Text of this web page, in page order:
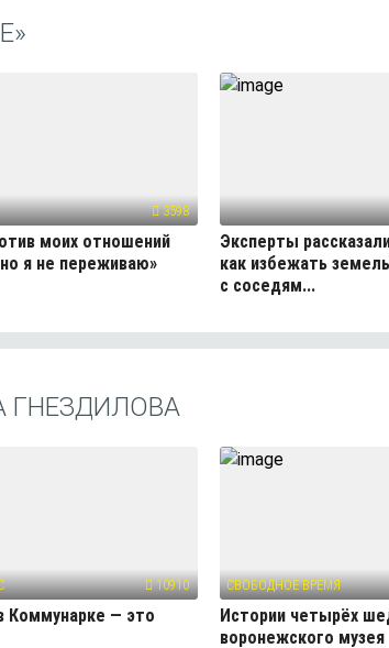
3598
моих отношений
я не переживаю»
Эксперты
как избежать
с соседям...
ГНЕЗДИЛОВА
10910
Коммунарке — это
СВОБОДНОЕ ВРЕМЯ
Истории четырёх
воронежского музея